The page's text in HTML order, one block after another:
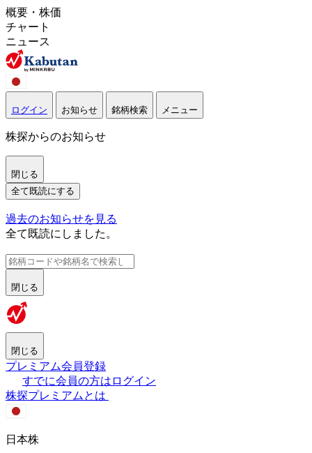
概要・株価
チャート
ニュース
ログイン お知らせ 銘柄検索 メニュー
株探からのお知らせ
閉じる
全て既読にする
過去のお知らせを見る
全て既読にしました。
閉じる
閉じる
プレミアム会員登録
すでに会員の方はログイン
株探プレミアムとは
日本株